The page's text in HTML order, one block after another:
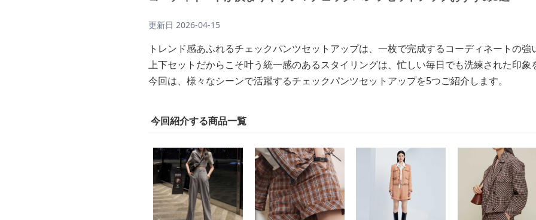
更新日 2026-04-15
トレンド感あふれるチェックパンツセットアップは、一枚で完成するコーディネートの強
上下セットだからこそ叶う統一感のあるスタイリングは、忙しい毎日でも洗練された印象
今回は、様々なシーンで活躍するチェックパンツセットアップを5つご紹介します。
今回紹介する商品一覧